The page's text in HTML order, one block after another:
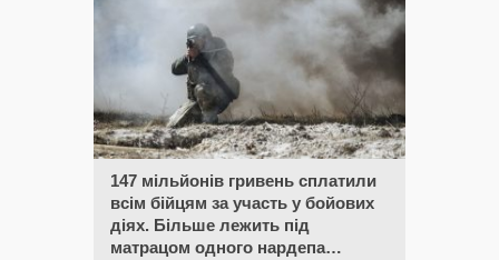
147 мільйонів гривень сплатили
всім бійцям за участь у бойових
діях. Більше лежить під
матрацом одного нардепа…